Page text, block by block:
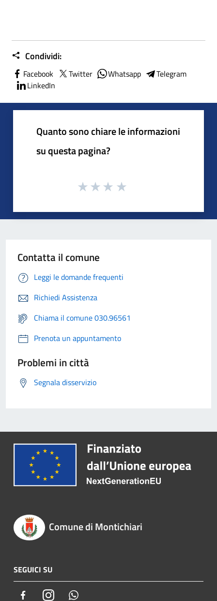
Condividi:
Facebook Twitter Whatsapp
Telegram
LinkedIn
Quanto sono chiare le informazioni
su questa pagina?
Contatta il comune
Leggi le domande frequenti
Richiedi Assistenza
Chiama il comune 030.96561
Prenota un appuntamento
Problemi in città
Segnala disservizio
Comune di Montichiari
SEGUICI SU
FacebookInstagram